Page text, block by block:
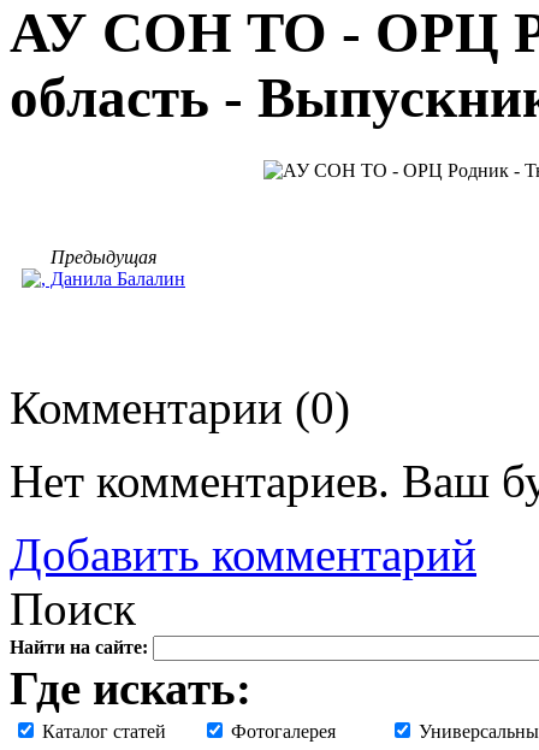
АУ СОН ТО - ОРЦ
область -
Предыдущая
Комментарии (0)
Нет комментариев. Ваш
Добавить комментарий
Поиск
Найти на сайте:
Где искать:
Каталог статей Фотогалерея